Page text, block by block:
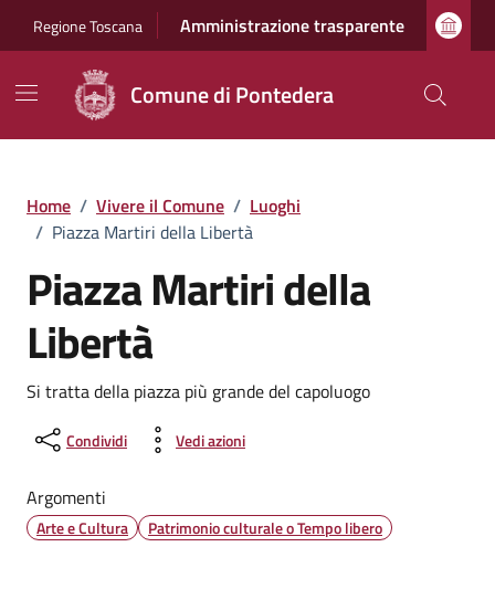
Regione Toscana Amministrazione trasparente
Comune di Pontedera
Home / Vivere il Comune / Luoghi
/ Piazza Martiri della Libertà
Piazza Martiri della
Libertà
Si tratta della piazza più grande del capoluogo
Condividi Vedi azioni
Argomenti
Arte e Cultura Patrimonio culturale o Tempo libero